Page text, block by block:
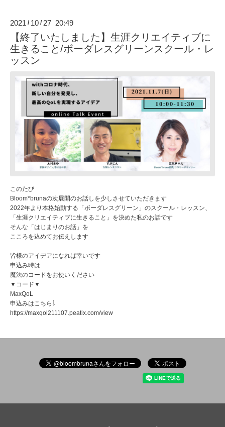
2021 / 10 / 27 20:49
【終了いたしました】生涯クリエイティブに
生きること/ボーダレスグリーンスクール・レ
ッスン
このたび
Bloom*brunaの次展開のお話しを少しさせていただきます
2022年より本格始動する「ボーダレスグリーン」のスクール・レッスン、
「生涯クリエイティブに生きること」を決めた私のお話です
そんな「はじまりのお話」を
こころを込めてお伝えします
皆様のアイデアになれば幸いです
申込み時は
魔法のコードをお使いください
▼コード▼
MaxQoL
申込みはこちら⇩
https://maxqol211107.peatix.com/view